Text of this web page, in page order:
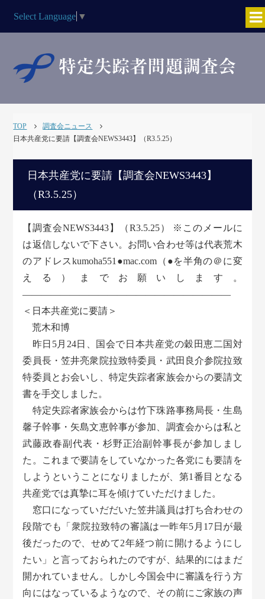
Select Language ▼
TOP
調査会ニュース
日本共産党に要請【調査会NEWS3443】（R3.5.25）
日本共産党に要請【調査会NEWS3443】
（R3.5.25）
【調査会NEWS3443】（R3.5.25） ※このメールに
は返信しないで下さい。お問い合わせ等は代表荒木
のアドレスkumoha551●mac.com（●を半角の＠に変
える）までお願いします。
――――――――――――――――――――――
＜日本共産党に要請＞
荒木和博
昨日5月24日、国会で日本共産党の穀田恵二国対
委員長・笠井亮衆院拉致特委員・武田良介参院拉致
特委員とお会いし、特定失踪者家族会からの要請文
書を手交しました。
特定失踪者家族会からは竹下珠路事務局長・生島
馨子幹事・矢島文恵幹事が参加、調査会からは私と
武藤政春副代表・杉野正治副幹事長が参加しまし
た。これまで要請をしていなかった各党にも要請を
しようということになりましたが、第1番目となる
共産党では真摯に耳を傾けていただけました。
窓口になっていだだいた笠井議員は打ち合わせの
段階でも「衆院拉致特の審議は一昨年5月17日が最
後だったので、せめて2年経つ前に開けるようにし
たい」と言っておられたのですが、結果的にはまだ
開かれていません。しかし今国会中に審議を行う方
向にはなっているようなので、その前にご家族の声